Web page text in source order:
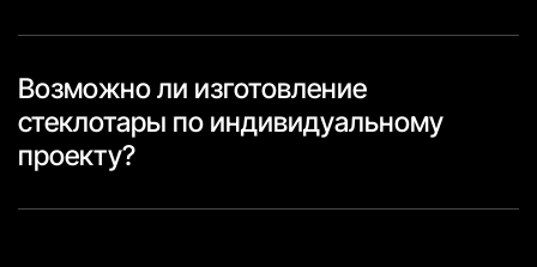
Возможно ли изготовление
стеклотары по индивидуальному
проекту?